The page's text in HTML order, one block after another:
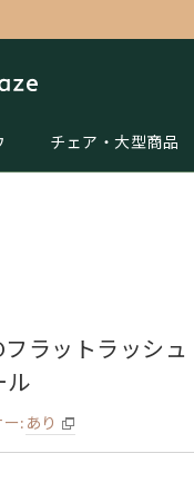
チェア・大型商品
ラットラッシ
ル
ー: あり